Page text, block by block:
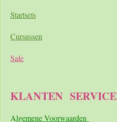
Startsets
Cursussen
Sale
KLANTEN SERVICE
Algemene Voorwaarden